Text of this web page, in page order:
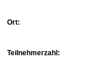
Ort:
Teilnehmerzahl: